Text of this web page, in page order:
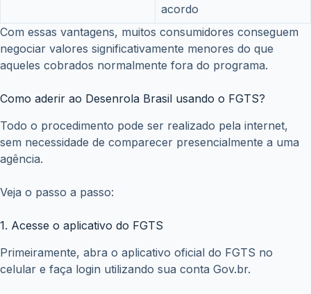
acordo
Com essas vantagens, muitos consumidores conseguem
negociar valores significativamente menores do que
aqueles cobrados normalmente fora do programa.
Como aderir ao Desenrola Brasil usando o FGTS?
Todo o procedimento pode ser realizado pela internet,
sem necessidade de comparecer presencialmente a uma
agência.
Veja o passo a passo:
1. Acesse o aplicativo do FGTS
Primeiramente, abra o aplicativo oficial do FGTS no
celular e faça login utilizando sua conta Gov.br.